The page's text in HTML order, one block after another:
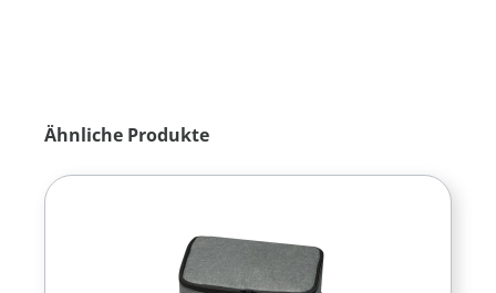
Produktgalerie überspringen
Ähnliche Produkte